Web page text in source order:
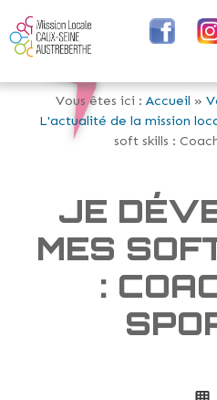
Vous êtes ici : Accueil »
L'actualité de la mission
soft skills :
JE
MES
: